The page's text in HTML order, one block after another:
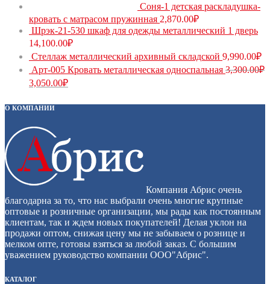
Соня-1 детская раскладушка-
кровать с матрасом пружинная 2,870.00₽
Шрэк-21-530 шкаф для одежды металлический 1 дверь
14,100.00₽
Стеллаж металлический архивный складской 9,990.00₽
Арт-005 Кровать металлическая односпальная 3,300.00₽
3,050.00₽
О КОМПАНИИ
Компания Абрис очень
благодарна за то, что нас выбрали очень многие крупные
оптовые и розничные организации, мы рады как постоянным
клиентам, так и ждем новых покупателей! Делая уклон на
продажи оптом, снижая цену мы не забываем о рознице и
мелком опте, готовы взяться за любой заказ. С большим
уважением руководство компании ООО"Абрис".
КАТАЛОГ